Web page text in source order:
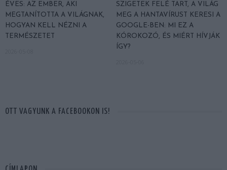
ÉVES: AZ EMBER, AKI
MEGTANÍTOTTA A VILÁGNAK,
HOGYAN KELL NÉZNI A
TERMÉSZETET
SZIGETEK FELÉ TART, A VILÁG
MEG A HANTAVÍRUST KERESI A
GOOGLE-BEN: MI EZ A
KÓROKOZÓ, ÉS MIÉRT HÍVJÁK
ÍGY?
OTT VAGYUNK A FACEBOOKON IS!